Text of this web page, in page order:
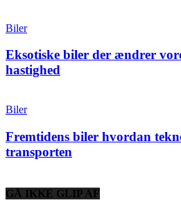
Biler
Eksotiske biler der ændrer
hastighed
Biler
Fremtidens biler hvordan
transporten
GÅ IKKE GLIP AF